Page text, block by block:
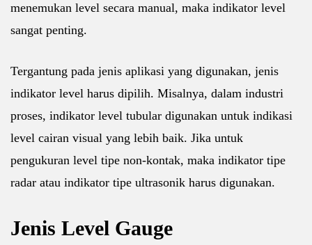
menemukan level secara manual, maka indikator level
sangat penting.
Tergantung pada jenis aplikasi yang digunakan, jenis
indikator level harus dipilih. Misalnya, dalam industri
proses, indikator level tubular digunakan untuk indikasi
level cairan visual yang lebih baik. Jika untuk
pengukuran level tipe non-kontak, maka indikator tipe
radar atau indikator tipe ultrasonik harus digunakan.
Jenis Level Gauge